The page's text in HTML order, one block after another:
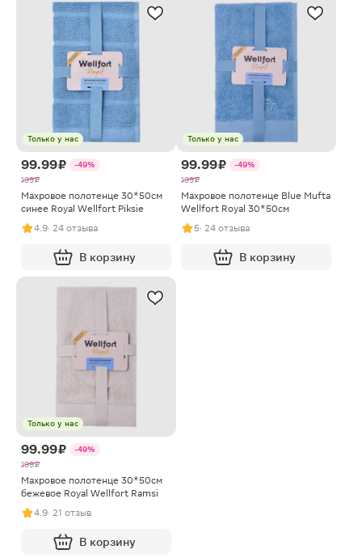
Только у нас
99.99 ₽
-49%
199 ₽
Махровое полотенце 30*50см
синее Royal Wellfort Piksie
4.9· 24 отзыва
В корзину
Только у нас
99.99 ₽
-49%
199 ₽
Махровое полотенце Blue Mufta
Wellfort Royal 30*50см
5· 24 отзыва
В корзину
Только у нас
99.99 ₽
-49%
199 ₽
Махровое полотенце 30*50см
бежевое Royal Wellfort Ramsi
4.9· 21 отзыв
В корзину